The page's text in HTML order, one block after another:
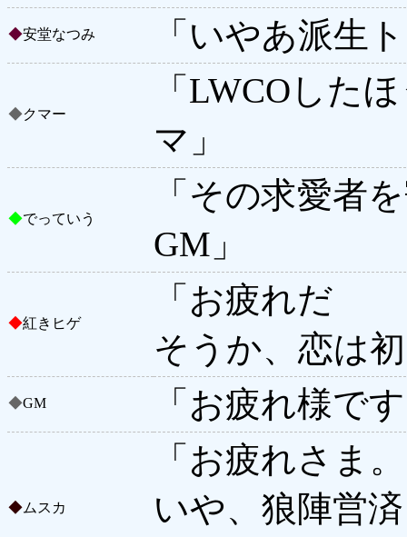
◆安堂なつみ 「いやあ派生
◆クマー
「LWCOした
マ」
◆でっていう
「その求愛者
GM」
◆紅きヒゲ
「お疲れだ
そうか、恋は
◆GM 「お疲れ様で
◆ムスカ
「お疲れさま。
いや、狼陣営